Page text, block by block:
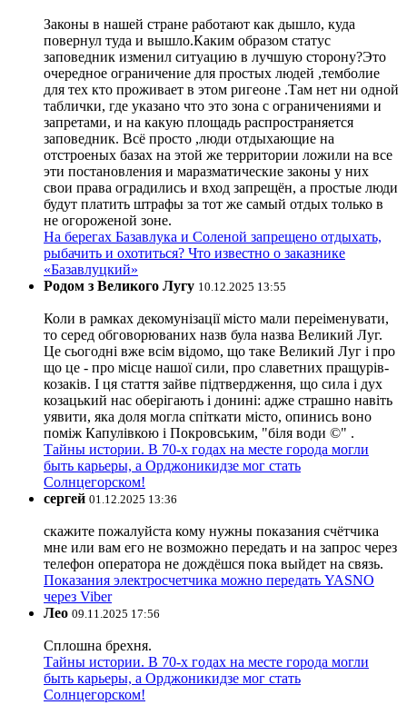
Законы в нашей стране работают как дышло, куда
повернул туда и вышло.Каким образом статус
заповедник изменил ситуацию в лучшую сторону?Это
очередное ограничение для простых людей ,темболие
для тех кто проживает в этом ригеоне .Там нет ни одной
таблички, где указано что это зона с ограничениями и
запретами, и на какую площадь распространяется
заповедник. Всё просто ,люди отдыхающие на
отстроеных базах на этой же территории ложили на все
эти постановления и маразматические законы у них
свои права оградились и вход запрещён, а простые люди
будут платить штрафы за тот же самый отдых только в
не огороженой зоне.
На берегах Базавлука и Соленой запрещено отдыхать,
рыбачить и охотиться? Что известно о заказнике
«Базавлуцкий»
Родом з Великого Лугу 10.12.2025 13:55
Коли в рамках декомунізації місто мали переіменувати,
то серед обговорюваних назв була назва Великий Луг.
Це сьогодні вже всім відомо, що таке Великий Луг і про
що це - про місце нашої сили, про славетних пращурів-
козаків. І ця стаття зайве підтвердження, що сила і дух
козацький нас оберігають і донині: адже страшно навіть
уявити, яка доля могла спіткати місто, опинись воно
поміж Капулівкою і Покровським, "біля води ©" .
Тайны истории. В 70-х годах на месте города могли
быть карьеры, а Орджоникидзе мог стать
Солнцегорском!
сергей 01.12.2025 13:36
скажите пожалуйста кому нужны показания счётчика
мне или вам его не возможно передать и на запрос через
телефон оператора не дождёшся пока выйдет на связь.
Показания электросчетчика можно передать YASNO
через Viber
Лео 09.11.2025 17:56
Сплошна брехня.
Тайны истории. В 70-х годах на месте города могли
быть карьеры, а Орджоникидзе мог стать
Солнцегорском!